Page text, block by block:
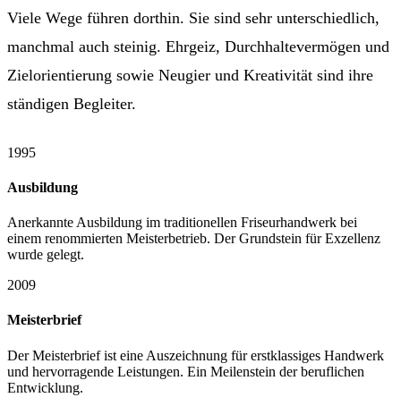
Viele Wege führen dorthin. Sie sind sehr unterschiedlich,
manchmal auch steinig. Ehrgeiz, Durchhaltevermögen und
Zielorientierung sowie Neugier und Kreativität sind ihre
ständigen Begleiter.
1995
Ausbildung
Anerkannte Ausbildung im traditionellen Friseurhandwerk bei
einem renommierten Meisterbetrieb. Der Grundstein für Exzellenz
wurde gelegt.
2009
Meisterbrief
Der Meisterbrief ist eine Auszeichnung für erstklassiges Handwerk
und hervorragende Leistungen. Ein Meilenstein der beruflichen
Entwicklung.